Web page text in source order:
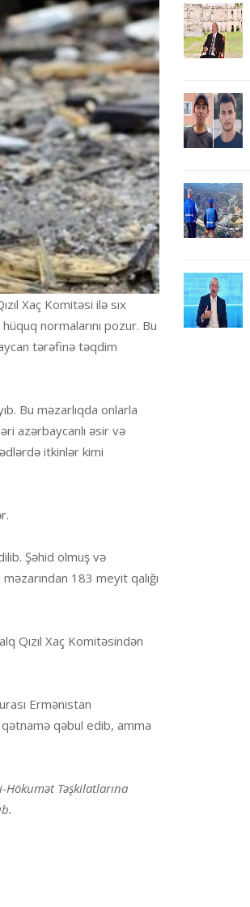
Xaç Komitəsi ilə sıx
normalarını pozur. Bu
tərəfinə təqdim
Bu məzarlıqda onlarla
azərbaycanlı əsir və
itkinlər kimi
Şəhid olmuş və
183 meyit qalığı
Qızıl Xaç Komitəsindən
Ermənistan
qətnamə qəbul edib, amma
Hökumət Təşkilatlarına